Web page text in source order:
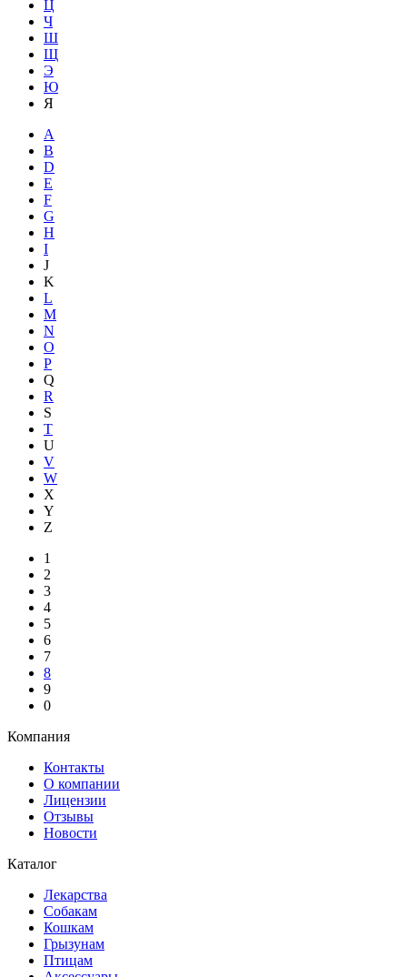
Ц
Ч
Ш
Щ
Э
Ю
Я
A
B
D
E
F
G
H
I
J
K
L
M
N
O
P
Q
R
S
T
U
V
W
X
Y
Z
1
2
3
4
5
6
7
8
9
0
Компания
Контакты
О компании
Лицензии
Отзывы
Новости
Каталог
Лекарства
Собакам
Кошкам
Грызунам
Птицам